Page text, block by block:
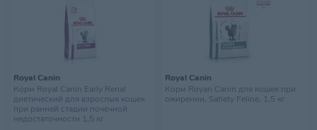
Royal Canin
Корм Royal Canin Early Renal
диетический для взрослых кошек
при ранней стадии почечной
недостаточности 1,5 кг
Royal Canin
Корм Royan Canin для кошек при
ожирении, Satiety Feline, 1,5 кг